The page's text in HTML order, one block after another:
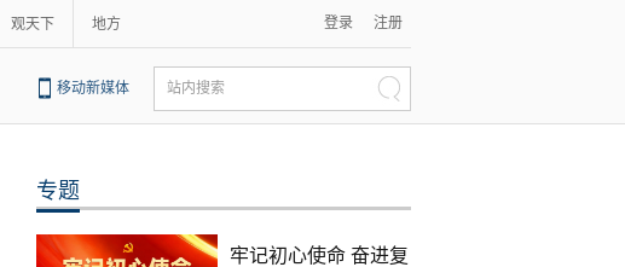
观天下 地方 登录 注册
移动新媒体 站内搜索
专题
牢记初心使命 奋进复